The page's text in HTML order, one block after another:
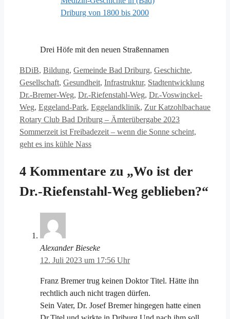
Driburg von 1800 bis 2000
Drei Höfe mit den neuen Straßennamen
Kategorien
BDiB, Bildung, Gemeinde Bad Driburg, Geschichte,
Gesellschaft, Gesundheit, Infrastruktur, Stadtentwicklung
Dr.-Bremer-Weg, Dr.-Riefenstahl-Weg, Dr.-Voswinckel-
Weg, Eggeland-Park, Eggelandklinik, Zur Katzohlbachaue
Rotary Club Bad Driburg – Ämterübergabe 2023
Sommerzeit ist Freibadezeit – wenn die Sonne scheint,
geht es ins kühle Nass
4 Kommentare zu „Wo ist der
Dr.-Riefenstahl-Weg geblieben?“
Alexander Bieseke
12. Juli 2023 um 17:56 Uhr
Franz Bremer trug keinen Doktor Titel. Hätte ihn
rechtlich auch nicht tragen dürfen.
Sein Vater, Dr. Josef Bremer hingegen hatte einen